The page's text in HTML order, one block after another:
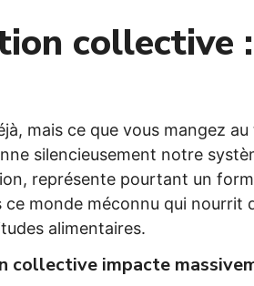
collective
mais ce que vous mangez
silencieusement notre
représente pourtant un
ce monde méconnu qui
alimentaires.
collective impacte